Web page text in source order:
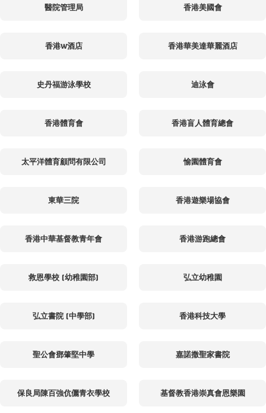
醫院管理局 香港美國會
香港W酒店 香港華美達華麗酒店
史丹福游泳學校 迪泳會
香港體育會 香港盲人體育總會
太平洋體育顧問有限公司 愉園體育會
東華三院 香港遊樂場協會
香港中華基督教青年會 香港游跑總會
救恩學校 (幼稚園部) 弘立幼稚園
弘立書院 (中學部) 香港科技大學
聖公會鄧肇堅中學 嘉諾撒聖家書院
保良局陳百強伉儷青衣學校 基督教香港崇真會恩樂園